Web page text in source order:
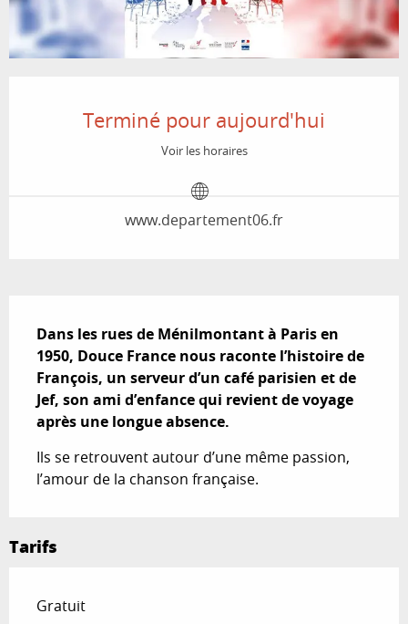
Terminé pour aujourd'hui
Voir les horaires
www.departement06.fr
Dans les rues de Ménilmontant à Paris en
1950, Douce France nous raconte l’histoire de
François, un serveur d’un café parisien et de
Jef, son ami d’enfance qui revient de voyage
après une longue absence.
Ils se retrouvent autour d’une même passion,
l’amour de la chanson française.
Tarifs
Gratuit